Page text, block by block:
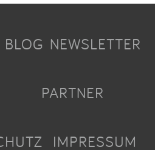
BLOG NEWSLETTER
PARTNER
IMPRESSUM